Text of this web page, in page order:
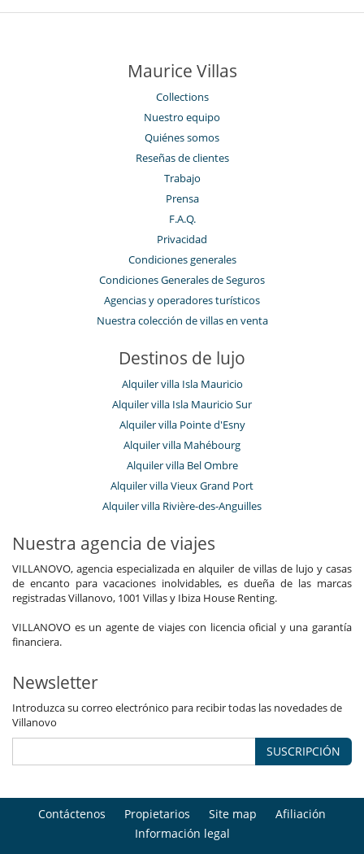
Maurice Villas
Collections
Nuestro equipo
Quiénes somos
Reseñas de clientes
Trabajo
Prensa
F.A.Q.
Privacidad
Condiciones generales
Condiciones Generales de Seguros
Agencias y operadores turísticos
Nuestra colección de villas en venta
Destinos de lujo
Alquiler villa Isla Mauricio
Alquiler villa Isla Mauricio Sur
Alquiler villa Pointe d'Esny
Alquiler villa Mahébourg
Alquiler villa Bel Ombre
Alquiler villa Vieux Grand Port
Alquiler villa Rivière-des-Anguilles
Nuestra agencia de viajes
VILLANOVO, agencia especializada en alquiler de villas de lujo y casas
de encanto para vacaciones inolvidables, es dueña de las marcas
registradas Villanovo, 1001 Villas y Ibiza House Renting.
VILLANOVO es un agente de viajes con licencia oficial y una garantía
financiera.
Newsletter
Introduzca su correo electrónico para recibir todas las novedades de
Villanovo
SUSCRIPCIÓN
Contáctenos Propietarios Site map
Afiliación
Información legal